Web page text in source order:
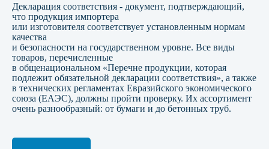
Декларация соответствия - документ, подтверждающий,
что продукция импортера
или изготовителя соответствует установленным нормам
качества
и безопасности на государственном уровне. Все виды
товаров, перечисленные
в общенациональном «Перечне продукции, которая
подлежит обязательной декларации соответствия», а также
в технических регламентах Евразийского экономического
союза (ЕАЭС), должны пройти проверку. Их ассортимент
очень разнообразный: от бумаги и до бетонных труб.
Типы деклараций